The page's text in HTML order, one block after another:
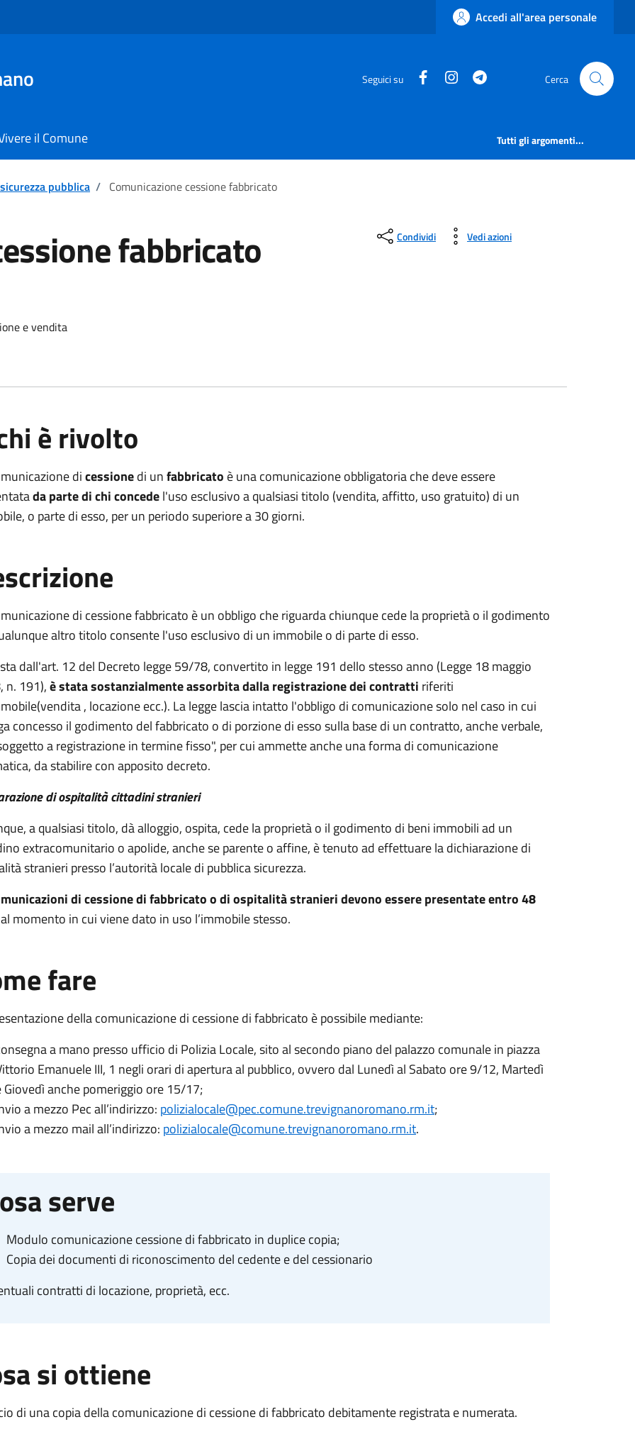
Accedi all'area personale
Seguici su FacebookInstagram Cerca
il Comune Tutti gli argomenti...
pubblica / Comunicazione cessione fabbricato
fabbricato
e vendita
Condividi Vedi azioni
è rivolto
dicessionedi unfabbricato è una comunicazione obbligatoria che deve essere
da parte di chi concedel'uso esclusivo a qualsiasi titolo (vendita, affitto, uso gratuito) di un
o parte di esso, per un periodo superiore a 30 giorni.
di cessione fabbricato è un obbligo che riguarda chiunque cede la proprietà o il godimento
altro titolo consente l'uso esclusivo di un immobile o di parte di esso.
dall'art. 12 del Decreto legge 59/78, convertito in legge 191 dello stesso anno (Legge 18 maggio
n. 191),è stata sostanzialmente assorbita dalla registrazione dei contratti riferiti
, locazione ecc.). La legge lascia intatto l'obbligo di comunicazione solo nel caso in cui
concesso il godimento del fabbricato o di porzione di esso sulla base di un contratto, anche verbale,
a registrazione in termine fisso", per cui ammette anche una forma di comunicazione
da stabilire con apposito decreto.
di ospitalità cittadini stranieri
a qualsiasi titolo, dà alloggio, ospita, cede la proprietà o il godimento di beni immobili ad un
extracomunitario o apolide, anche se parente o affine, è tenuto ad effettuare la dichiarazione di
stranieri presso l’autorità locale di pubblica sicurezza.
di cessione di fabbricato o di ospitalità stranieri devono essere presentate entro 48
momento in cui viene dato in uso l’immobile stesso.
fare
della comunicazione di cessione di fabbricato è possibile mediante:
a mano presso ufficio di Polizia Locale, sito al secondo piano del palazzo comunale in piazza
Emanuele III, 1 negli orari di apertura al pubblico, ovvero dal Lunedì al Sabato ore 9/12, Martedì
Giovedì anche pomeriggio ore 15/17;
a mezzo Pec all’indirizzo: polizialocale@pec.comune.trevignanoromano.rm.it;
a mezzo mail all’indirizzo: polizialocale@comune.trevignanoromano.rm.it.
serve
Modulo comunicazione cessione di fabbricato in duplice copia;
Copia dei documenti di riconoscimento del cedente e del cessionario
contratti di locazione, proprietà, ecc.
si ottiene
di una copia della comunicazione di cessione di fabbricato debitamente registrata e numerata.